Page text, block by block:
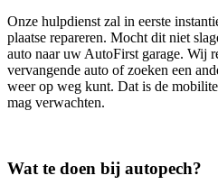
Onze hulpdienst zal in eerste
plaatse repareren. Mocht dit niet
auto naar uw AutoFirst garage. Wij
vervangende auto of zoeken een
weer op weg kunt. Dat is de
mag verwachten.
Wat te doen bij autopech?